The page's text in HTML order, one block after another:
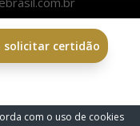
solicitar certidão
com o uso de cookies